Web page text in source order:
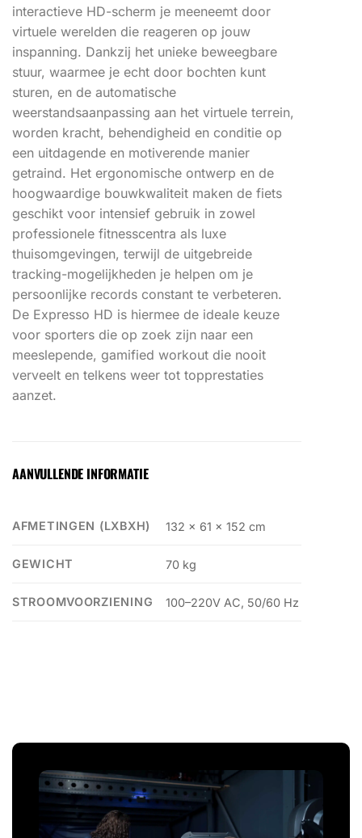
interactieve HD-scherm je meeneemt door
virtuele werelden die reageren op jouw
inspanning. Dankzij het unieke beweegbare
stuur, waarmee je echt door bochten kunt
sturen, en de automatische
weerstandsaanpassing aan het virtuele terrein,
worden kracht, behendigheid en conditie op
een uitdagende en motiverende manier
getraind. Het ergonomische ontwerp en de
hoogwaardige bouwkwaliteit maken de fiets
geschikt voor intensief gebruik in zowel
professionele fitnesscentra als luxe
thuisomgevingen, terwijl de uitgebreide
tracking-mogelijkheden je helpen om je
persoonlijke records constant te verbeteren.
De Expresso HD is hiermee de ideale keuze
voor sporters die op zoek zijn naar een
meeslepende, gamified workout die nooit
verveelt en telkens weer tot topprestaties
aanzet.
AANVULLENDE INFORMATIE
AFMETINGEN (LXBXH) 132 x 61 x 152 cm
GEWICHT 70 kg
STROOMVOORZIENING 100–220V AC, 50/60 Hz